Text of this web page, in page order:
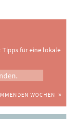
Tipps für eine lokale
WOCHEN